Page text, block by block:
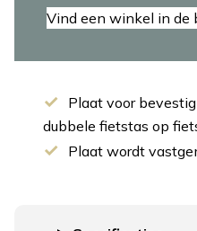
Vind een winkel in de
Plaat voor
dubbele fietstas op
Plaat wordt